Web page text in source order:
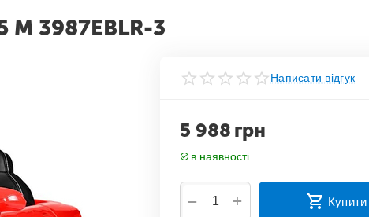
M 3987EBLR-3
Написати відгук
5 988 грн
в наявності
+
− Купити